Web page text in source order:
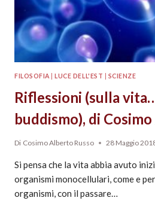
FILOSOFIA |LUCE DELL'EST SCIENZE
Riflessioni (sulla
buddismo), di
Di Cosimo Alberto Russo 28 Maggio
Si pensa che la vita abbia avuto
organismi monocellulari, come e
organismi, con il passare…